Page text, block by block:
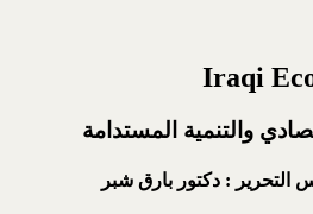
Iraqi
والتنمية المستدامة
التحرير : دكتور بارق شبر